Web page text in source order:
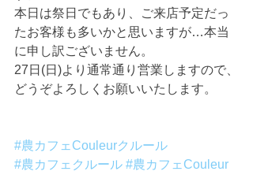
本日は祭日でもあり、ご来店予定だっ
たお客様も多いかと思いますが…本当
に申し訳ございません。
27日(日)より通常通り営業しますので、
どうぞよろしくお願いいたします。
#農カフェCouleurクルール
#農カフェクルール #農カフェCouleur